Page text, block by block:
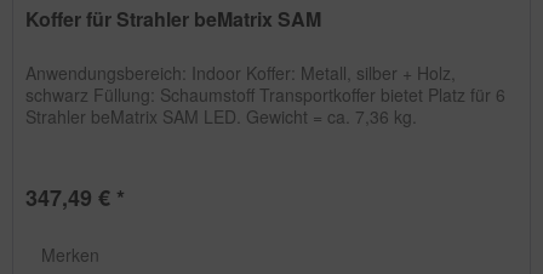
Koffer für Strahler beMatrix SAM
Anwendungsbereich: Indoor Koffer: Metall, silber + Holz,
schwarz Füllung: Schaumstoff Transportkoffer bietet Platz für 6
Strahler beMatrix SAM LED. Gewicht = ca. 7,36 kg.
347,49 € *
Merken